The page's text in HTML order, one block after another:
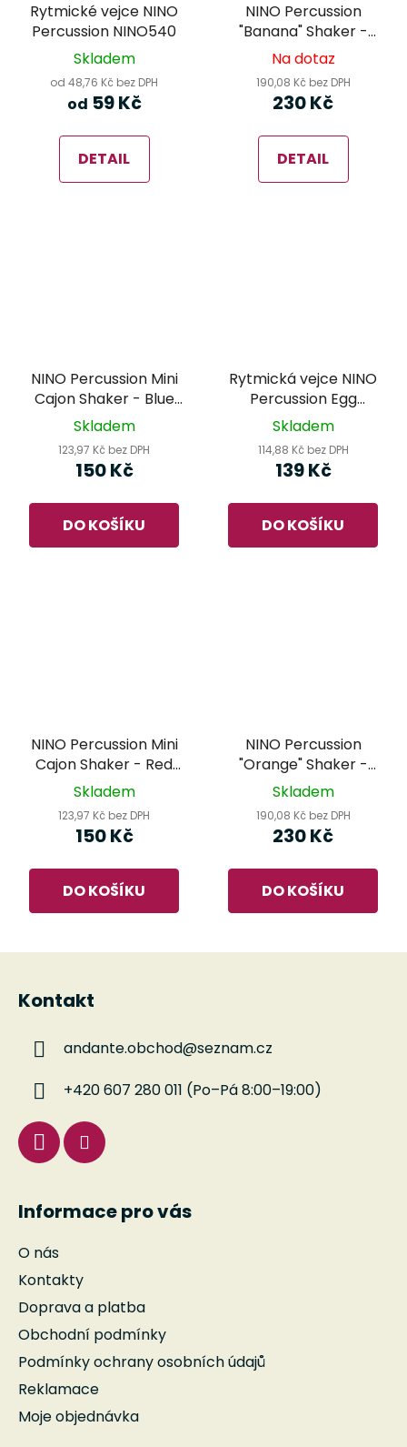
Rytmické vejce NINO
Percussion NINO540
Skladem
od 48,76 Kč bez DPH
od 59 Kč
DETAIL
NINO Percussion
"Banana" Shaker -
Yellow NINO597
Na dotaz
190,08 Kč bez DPH
230 Kč
DETAIL
NINO Percussion Mini
Cajon Shaker - Blue
NINO955B
Skladem
123,97 Kč bez DPH
150 Kč
DO KOŠÍKU
Rytmická vejce NINO
Percussion Egg
Shaker - růžová 2 ks
Skladem
114,88 Kč bez DPH
139 Kč
DO KOŠÍKU
NINO Percussion Mini
Cajon Shaker - Red
NINO955R
Skladem
123,97 Kč bez DPH
150 Kč
DO KOŠÍKU
NINO Percussion
"Orange" Shaker -
Orange NINO598
Skladem
190,08 Kč bez DPH
230 Kč
DO KOŠÍKU
Z
Kontakt
andante.obchod@seznam.cz
+420 607 280 011 (Po–Pá 8:00–19:00)
Informace pro vás
O nás
Kontakty
Doprava a platba
Obchodní podmínky
Podmínky ochrany osobních údajů
Reklamace
Moje objednávka